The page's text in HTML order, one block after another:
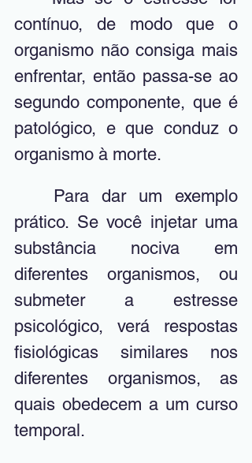
contínuo, de modo que o
organismo não consiga mais
enfrentar, então passa-se ao
segundo componente, que é
patológico, e que conduz o
organismo à morte.
prático. Se você injetar uma
substância nociva em
diferentes organismos, ou
submeter a estresse
psicológico, verá respostas
fisiológicas similares nos
diferentes organismos, as
quais obedecem a um curso
temporal.